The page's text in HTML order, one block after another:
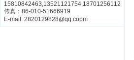
15810842463,13521121754,18701256112
传真：86-010-51666919
E-mail: 2820129828@qq.copm